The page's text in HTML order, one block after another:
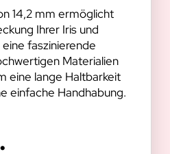
14,2 mm ermöglicht
Ihrer Iris und
faszinierende
Materialien
eine lange Haltbarkeit
einfache Handhabung.